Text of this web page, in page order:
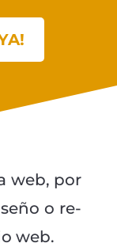
web, por
o re-
web.